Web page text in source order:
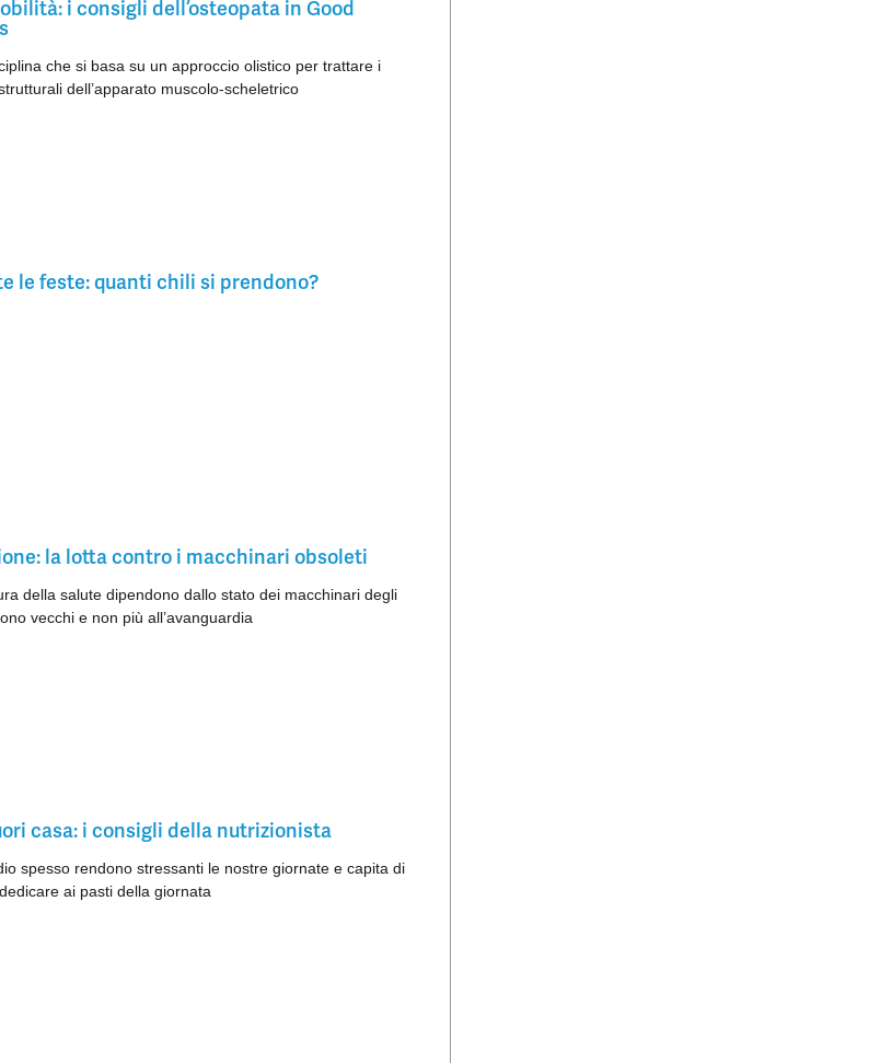
i consigli dell’osteopata in Good
che si basa su un approccio olistico per trattare i
dell’apparato muscolo-scheletrico
le feste: quanti chili si prendono?
la lotta contro i macchinari obsoleti
della salute dipendono dallo stato dei macchinari degli
vecchi e non più all’avanguardia
casa: i consigli della nutrizionista
spesso rendono stressanti le nostre giornate e capita di
ai pasti della giornata